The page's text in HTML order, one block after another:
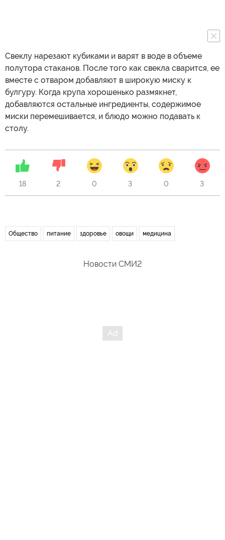
Свеклу нарезают кубиками и варят в воде в объеме
полутора стаканов. После того как свекла сварится, ее
вместе с отваром добавляют в широкую миску к
булгуру. Когда крупа хорошенько размякнет,
добавляются остальные ингредиенты, содержимое
миски перемешивается, и блюдо можно подавать к
столу.
18 2 0 3 0 3
Общество питание здоровье овощи медицина
Новости СМИ2